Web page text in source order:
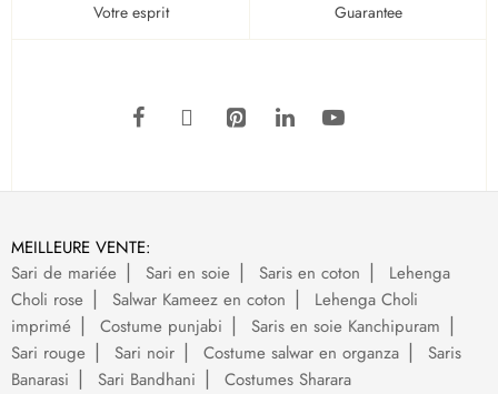
Votre esprit Guarantee
MEILLEURE VENTE:
Sari de mariée
Sari en soie Saris en coton
Lehenga
Choli rose
Salwar Kameez en coton
Lehenga Choli
imprimé
Costume punjabi
Saris en soie Kanchipuram
Sari rouge
Sari noir Costume salwar en organza
Saris
Banarasi
Sari Bandhani
Costumes Sharara